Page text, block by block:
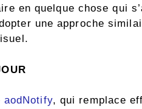
en quelque chose qui
une approche
aodNotify, qui remplace